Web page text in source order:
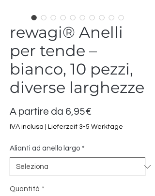
rewagi® Anelli
per tende –
bianco, 10 pezzi,
diverse larghezze
A partire da 6,95€
scontato
IVA inclusa Lieferzeit 3-5 Werktage
Alianti ad anello largo *
Quantità *